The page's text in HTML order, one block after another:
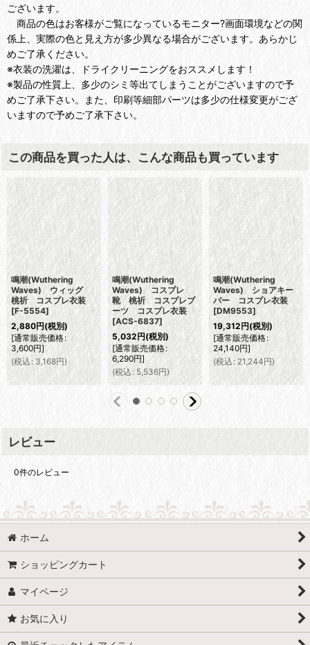
ございます。
商品の色はお客様がご覧になっているモニター?画面環境などの関
係上、実際の色と見え方が多少異なる場合がございます。あらかじ
めご了承ください。
※衣装の洗濯は、ドライクリーニングをおススメします！
※製品の性質上、多少のシミ等出てしまうことがございますので予
めご了承下さい。また、印刷等細部パーツは多少の仕様変更がござ
いますので予めご了承下さい。
この商品を買った人は、こんな商品も買っています
鳴潮(Wuthering
Waves) ウィッグ
桃祈 コスプレ衣装
[F-5554]
2,880円(税別)
[通常販売価格:
3,600円]
(税込: 3,168円)
鳴潮(Wuthering
Waves) コスプレ
靴 桃祈 コスプレブ
ーツ コスプレ衣装
[ACS-6837]
5,032円(税別)
[通常販売価格:
6,290円]
(税込 : 5,536円)
鳴潮(Wuthering
Waves) ショアキー
パー コスプレ衣装
[DM9553]
19,312円(税別)
[通常販売価格:
24,140円]
(税込: 21,244円)
レビュー
0件のレビュー
ホーム
ショッピングカート
マイページ
お気に入り